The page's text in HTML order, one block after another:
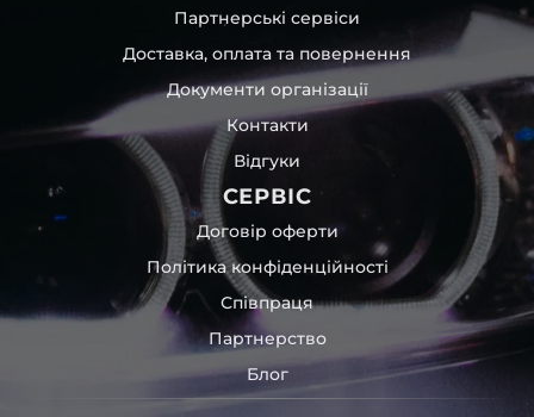
Партнерські сервіси
Доставка, оплата та повернення
Документи організації
Контакти
Відгуки
СЕРВІС
Договір оферти
Політика конфіденційності
Співпраця
Партнерство
Блог